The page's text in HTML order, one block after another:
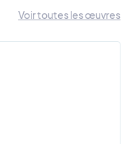
Voir toutes les œuvres